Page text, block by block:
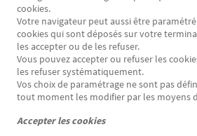
cookies.
Votre navigateur peut aussi être
cookies qui sont déposés sur votre
les accepter ou de les refuser.
Vous pouvez accepter ou refuser les
les refuser systématiquement.
Vos choix de paramétrage ne sont pas
tout moment les modifier par les moyens
Accepter les cookies